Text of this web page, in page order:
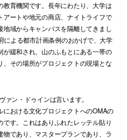
育機関です。長年にわたり、大学は
ートや地元の商店、ナイトライフで
域からキャンパスを隔離してきまし
による都市計画条例のおかげで、大学
緩和され、山のふもとにある一帯の
その場所がプロジェクトの現場とな
ン・ドゥインは言います。
における文化プロジェクトへのOMAの
す。これはありふれたレッテル貼り
であり、マスタープランであり、ラ